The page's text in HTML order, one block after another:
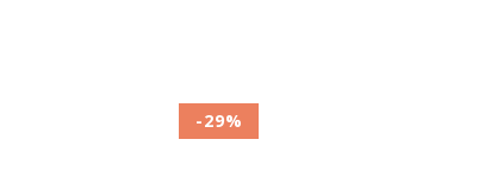
-29%